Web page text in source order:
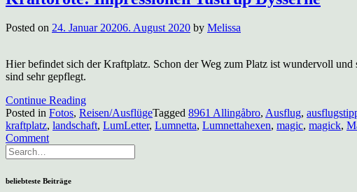
Posted on 24. Januar 20206. August 2020 by Melissa
Hier befindet sich der Kraftplatz. Schon der Weg zum Platz ist wundervoll
sind sehr gepflegt.
Continue Reading
Posted in Fotos, Reisen/AusflügeTagged 8961 Allingåbro, Ausflug,
kraftplatz, landschaft, LumLetter, Lumnetta, Lumnettahexen, magic, magick,
Commenton
Impressionen
Tustrup
Dysserne
beliebteste Beiträge